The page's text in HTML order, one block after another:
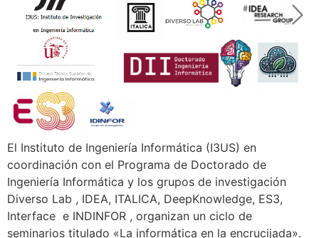
El Instituto de Ingeniería Informática (I3US) en
coordinación con el Programa de Doctorado de
Ingeniería Informática y los grupos de investigación
Diverso Lab , IDEA, ITALICA, DeepKnowledge, ES3,
Interface e INDINFOR , organizan un ciclo de
seminarios titulado «La informática en la encrucijada».